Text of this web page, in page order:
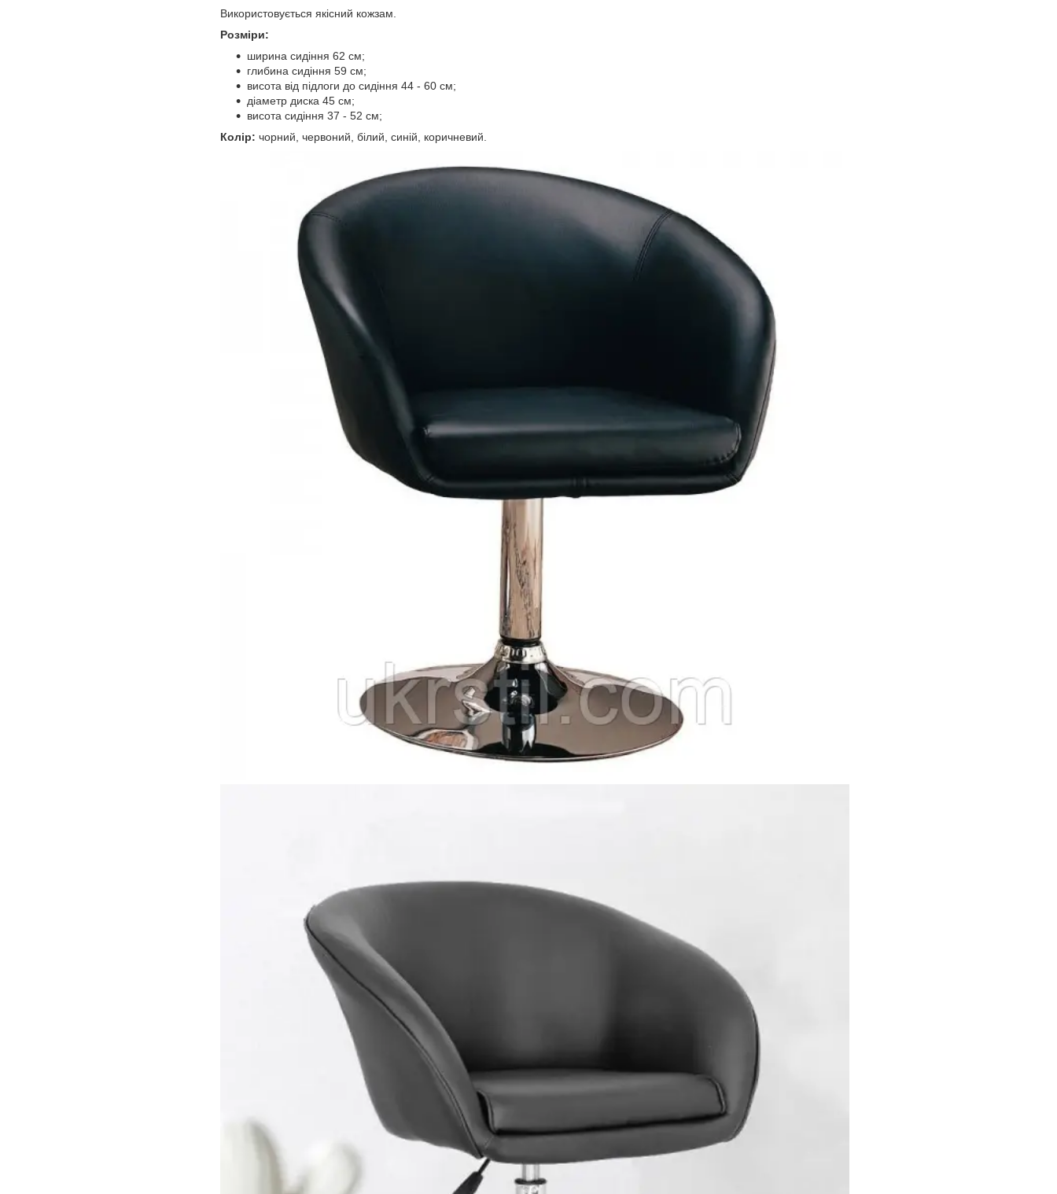
Використовується якісний кожзам.
Розміри:
ширина сидіння 62 см;
глибина сидіння 59 см;
висота від підлоги до сидіння 44 - 60 см;
діаметр диска 45 см;
висота сидіння 37 - 52 см;
Колір: чорний, червоний, білий, синій, коричневий.